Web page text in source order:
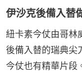
伊沙克後備入替
紐卡素今仗由哥林
後備入替的瑞典尖
今仗也有精華片段